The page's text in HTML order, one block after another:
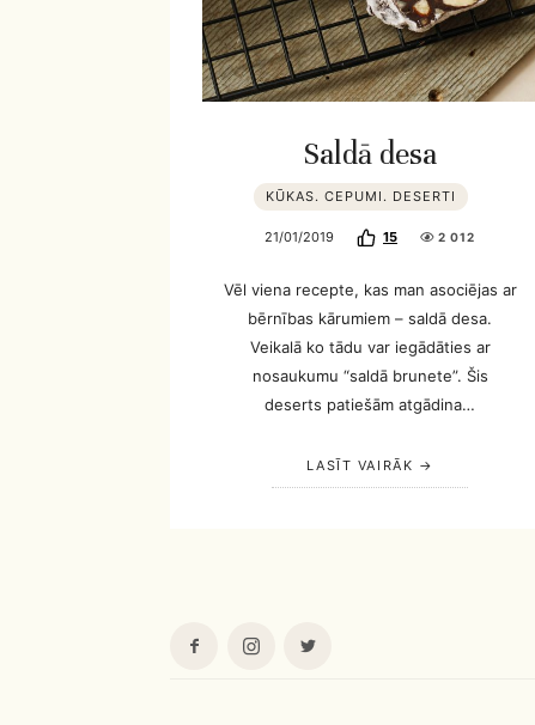
Saldā desa
KŪKAS. CEPUMI. DESERTI
21/01/2019 15 2 012
Vēl viena recepte, kas man asociējas ar
bērnības kārumiem – saldā desa.
Veikalā ko tādu var iegādāties ar
nosaukumu “saldā brunete”. Šis
deserts patiešām atgādina…
LASĪT VAIRĀK